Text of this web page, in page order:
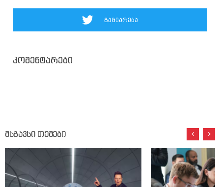
გაზიარება
კომენტარები
მსგავსი თემები